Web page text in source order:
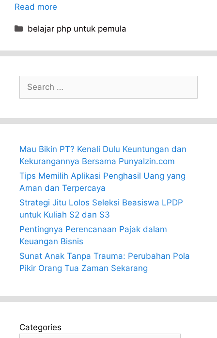
Read more
Categories
belajar php untuk pemula
for:
Mau Bikin PT? Kenali Dulu Keuntungan dan
Kekurangannya Bersama PunyaIzin.com
Tips Memilih Aplikasi Penghasil Uang yang
Aman dan Terpercaya
Strategi Jitu Lolos Seleksi Beasiswa LPDP
untuk Kuliah S2 dan S3
Pentingnya Perencanaan Pajak dalam
Keuangan Bisnis
Sunat Anak Tanpa Trauma: Perubahan Pola
Pikir Orang Tua Zaman Sekarang
Categories